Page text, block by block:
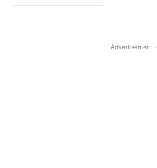
- Advertisement -